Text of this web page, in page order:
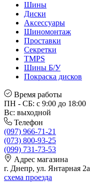
Шины
Диски
Аксессуары
Шиномонтаж
Проставки
Секретки
TMPS
Шины Б/У
Покраска дисков
Время работы
ПН - СБ: с 9:00 до 18:00
Вс: выходной
Телефон
(097) 966-71-21
(073) 800-93-25
(099) 731-73-53
Адрес магазина
г. Днепр, ул. Янтарная 2а
схема проезда